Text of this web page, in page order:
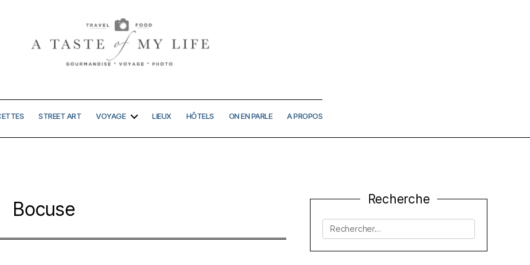
of
mySTREET ART VOYAGE LIEUX HÔTELS ON EN PARLE A PROPOS
Bocuse Recherche
Rechercher :